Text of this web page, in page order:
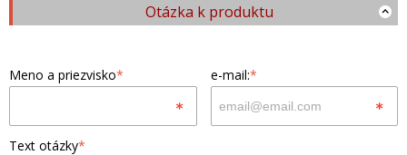
Otázka k produktu
Meno a priezvisko* e-mail:*
Text otázky*